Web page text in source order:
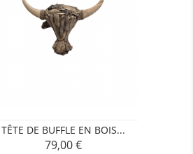
TÊTE DE BUFFLE EN BOIS...
Prix
79,00 €